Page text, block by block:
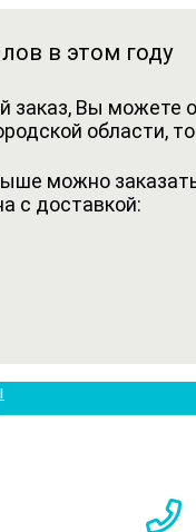
в этом году
заказ, Вы можете
области,
можно
с доставкой: